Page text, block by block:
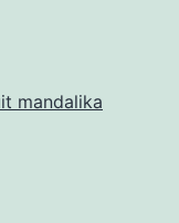
mandalika